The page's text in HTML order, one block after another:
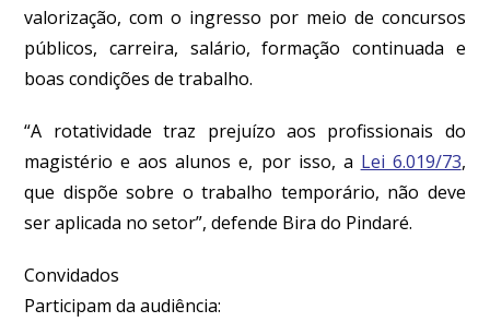
valorização, com o ingresso por meio de concursos
públicos, carreira, salário, formação continuada e
boas condições de trabalho.
“A rotatividade traz prejuízo aos profissionais do
magistério e aos alunos e, por isso, a Lei 6.019/73,
que dispõe sobre o trabalho temporário, não deve
ser aplicada no setor”, defende Bira do Pindaré.
Convidados
Participam da audiência: